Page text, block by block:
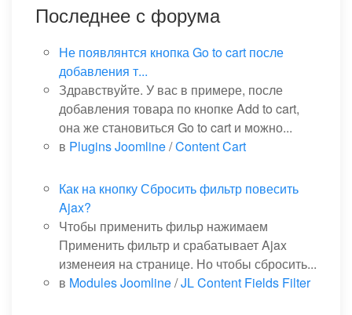
Последнее с форума
Не появлянтся кнопка Go to cart после
добавления т...
Здравствуйте. У вас в примере, после
добавления товара по кнопке Add to cart,
она же становиться Go to cart и можно...
в Plugins Joomline/Content Cart
Как на кнопку Сбросить фильтр повесить
Ajax?
Чтобы применить фильр нажимаем
Применить фильтр и срабатывает Ajax
изменеия на странице. Но чтобы сбросить...
в Modules Joomline/JL Content Fields Filter